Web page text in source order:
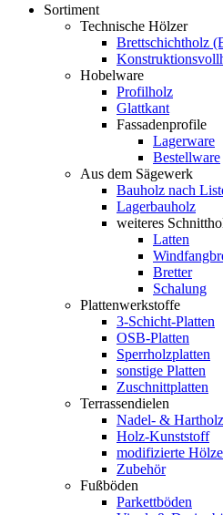
Sortiment
Technische Hölzer
Brettschichtholz
Hobelware
Profilholz
Glattkant
Fassadenprofile
Lagerware
Bestellware
Aus dem Sägewerk
Bauholz nach
Lagerbauholz
weiteres
Latten
Bretter
Schalung
Plattenwerkstoffe
3-Schicht-Platten
OSB-Platten
Sperrholzplatten
sonstige Platten
Zuschnittplatten
Terrassendielen
Nadel- & Hartholz
Holz-Kunststoff
modifizierte
Zubehör
Fußböden
Parkettböden